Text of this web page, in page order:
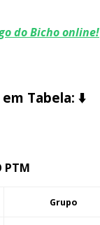
do Bicho online!
Tabela: ⬇️
PTM
Grupo